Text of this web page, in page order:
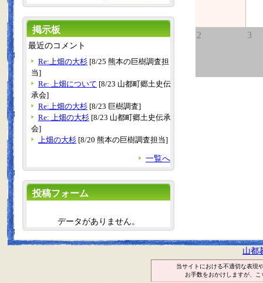
2 3
掲示板
最近のコメント
Re:上畑の大杉 [8/25 熊本の巨樹調査担
当]
Re: 上畑について [8/23 山都町郷土史伝
承会]
Re:上畑の大杉 [8/23 巨樹調査]
Re: 上畑の大杉 [8/23 山都町郷土史伝承
会]
上畑の大杉 [8/20 熊本の巨樹調査担当]
一覧へ
投稿フォーム
データがありません。
山都
当サイトにおける不適切な表現
お手数をおかけしますが、こ